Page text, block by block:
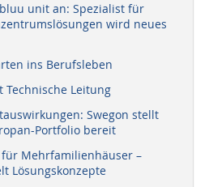
unit an: Spezialist für
wird neues
ins Berufsleben
Technische Leitung
Swegon stellt
Portfolio bereit
Mehrfamilienhäuser –
Lösungskonzepte